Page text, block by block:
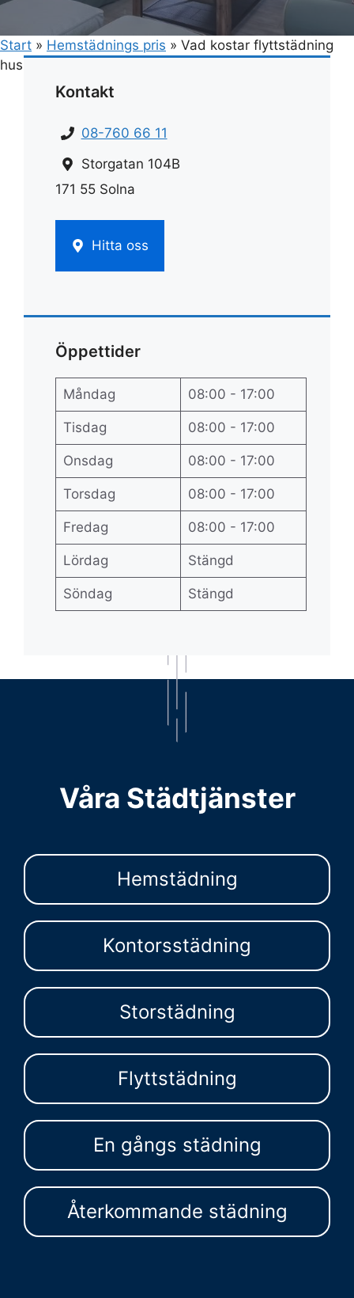
Start » Hemstädnings pris » Vad kostar flyttstädning
hus
Kontakt
08-760 66 11
Storgatan 104B
171 55 Solna
Hitta oss
Öppettider
Måndag 08:00 - 17:00
Tisdag 08:00 - 17:00
Onsdag 08:00 - 17:00
Torsdag 08:00 - 17:00
Fredag 08:00 - 17:00
Lördag Stängd
Söndag Stängd
Våra Städtjänster
Hemstädning
Kontorsstädning
Storstädning
Flyttstädning
En gångs städning
Återkommande städning